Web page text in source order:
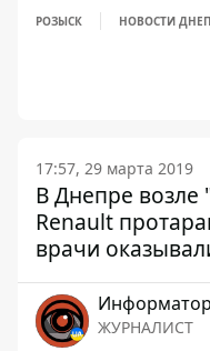
РОЗЫСК НОВОСТИ
17:57, 29 марта 2019
В Днепре
Renault
врачи
ЖУРНАЛИСТ